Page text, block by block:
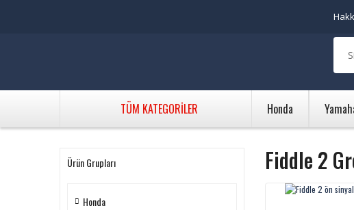
TÜM KATEGORİLER Honda
Ürün Grupları
Honda
Fiddle 2